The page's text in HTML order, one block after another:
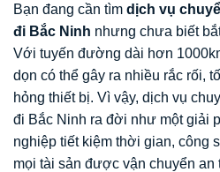
Bạn đang cần tìm dịch vụ
đi Bắc Ninh nhưng chưa biết
Với tuyến đường dài hơn
dọn có thể gây ra nhiều rắc rối,
hỏng thiết bị. Vì vậy, dịch vụ
đi Bắc Ninh ra đời như một giải
nghiệp tiết kiệm thời gian, công
mọi tài sản được vận chuyển an